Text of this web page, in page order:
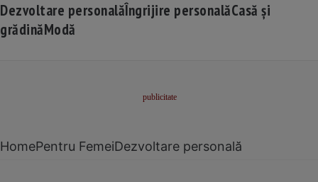
Dezvoltare personalăÎngrijire personalăCasă și
grădinăModă
HomePentru FemeiDezvoltare personală